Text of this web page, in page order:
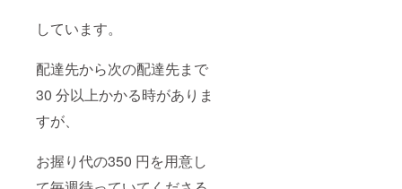
しています。
配達先から次の配達先まで
30 分以上かかる時がありま
すが、
お握り代の350 円を用意し